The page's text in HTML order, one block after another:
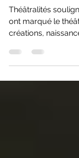
15 décembre
Théâtralités
créations,
créateurs. Rideau!